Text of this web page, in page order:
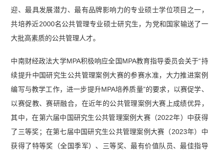
迎、最具发展潜力、最有品牌影响力的专业硕士学位项目之一，
共培养近2000名公共管理专业硕士研究生，为党和国家输送了一
大批高素质的公共管理人才。
中南财经政法大学MPA积极响应全国MPA教育指导委员会关于“持
续提升中国研究生公共管理案例大赛的参赛水准，大力推进案例
编写与教学工作，进一步提升MPA培养质量”的要求，以赛促学、
以赛促教、赛研融合，在近年的公共管理案例大赛上成绩优异，
其中，在第六届中国研究生公共管理案例大赛（2022年）中获得
了三等奖；在第七届中国研究生公共管理案例大赛（2023年）中
获得了特等奖（全国季军）、三等奖、最有价值队员、最佳指导